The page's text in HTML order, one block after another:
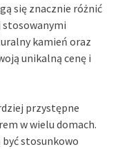
się znacznie różnić
stosowanymi
kamień oraz
unikalną cenę i
przystępne
w wielu domach.
stosunkowo